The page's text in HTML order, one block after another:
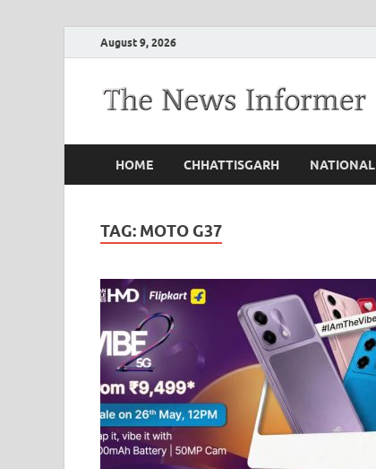
August 9, 2026
HOME CHHATTISGARH NATIONAL
TAG: MOTO G37